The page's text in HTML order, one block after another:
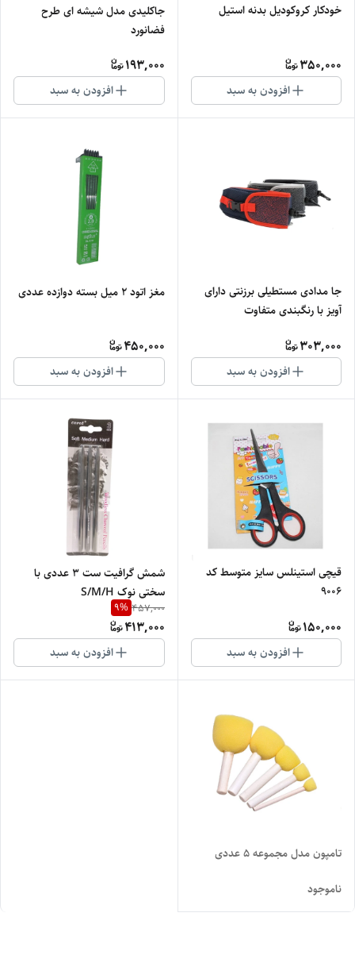
خودکار کروکودیل بدنه استیل
350,000
افزودن به سبد
جاکلیدی مدل شیشه ای طرح
فضانورد
193,000
افزودن به سبد
جا مدادی مستطیلی برزنتی دارای
آویز با رنگبندی متفاوت
303,000
افزودن به سبد
مغز اتود 2 میل بسته دوازده عددی
450,000
افزودن به سبد
قیچی استینلس سایز متوسط کد
9006
150,000
افزودن به سبد
شمش گرافیت ست 3 عددی با
سختی نوک S/M/H
457,000
9%
413,000
افزودن به سبد
تامپون مدل مجموعه 5 عددی
ناموجود